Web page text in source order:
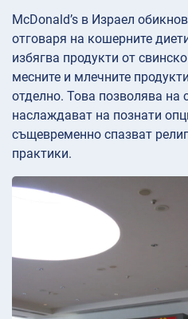
McDonald’s в Израел
отговаря на кошерните
избягва продукти от
месните и млечните
отделно. Това позволява на
наслаждават на познати
същевременно спазват
практики.